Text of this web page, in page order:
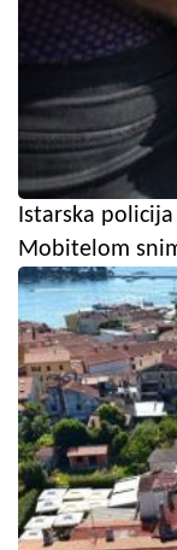
Istarska
Mobitelom